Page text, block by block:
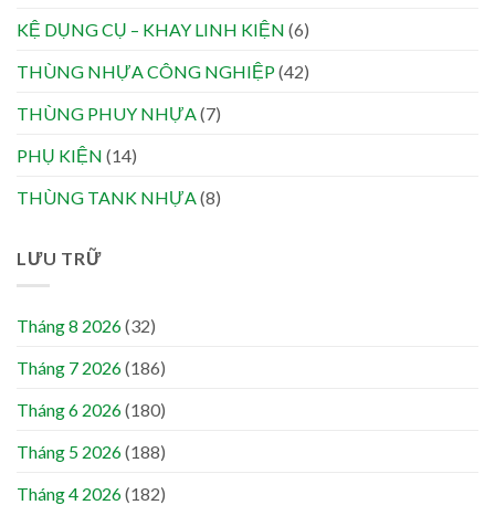
KỆ DỤNG CỤ – KHAY LINH KIỆN (6)
THÙNG NHỰA CÔNG NGHIỆP(42)
THÙNG PHUY NHỰA(7)
PHỤ KIỆN (14)
THÙNG TANK NHỰA(8)
LƯU TRỮ
Tháng 8 2026(32)
Tháng 7 2026(186)
Tháng 6 2026(180)
Tháng 5 2026(188)
Tháng 4 2026(182)